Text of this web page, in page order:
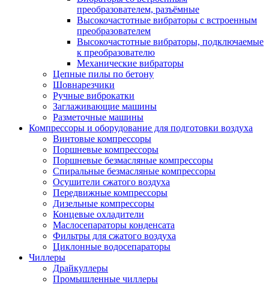
преобразователем, разъёмные
Высокочастотные вибраторы с встроенным
преобразователем
Высокочастотные вибраторы, подключаемые
к преобразователю
Механические вибраторы
Цепные пилы по бетону
Шовнарезчики
Ручные виброкатки
Заглаживающие машины
Разметочные машины
Компрессоры и оборудование для подготовки воздуха
Винтовые компрессоры
Поршневые компрессоры
Поршневые безмасляные компрессоры
Спиральные безмасляные компрессоры
Осушители сжатого воздуха
Передвижные компрессоры
Дизельные компрессоры
Концевые охладители
Маслосепараторы конденсата
Фильтры для сжатого воздуха
Циклонные водосепараторы
Чиллеры
Драйкуллеры
Промышленные чиллеры